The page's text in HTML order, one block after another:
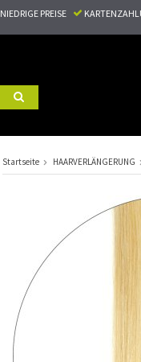
NIEDRIGE PREISE
Startseite HAARVERLÄNGERUNG